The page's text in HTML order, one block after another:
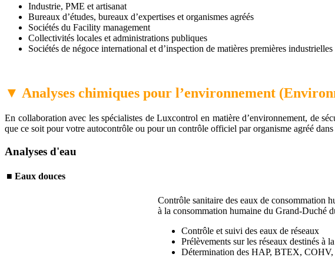
Industrie, PME et artisanat
Bureaux d’études, bureaux d’expertises et organismes agréés
Sociétés du Facility management
Collectivités locales et administrations publiques
Sociétés de négoce international et d’inspection de matières premières industrielles
▼ Analyses chimiques pour l’environnement
En collaboration avec les spécialistes de Luxcontrol en matière d’environnement, de
que ce soit pour votre autocontrôle ou pour un contrôle officiel par organisme agréé
Analyses d'eau
■ Eaux douces
Contrôle sanitaire des eaux de consommation
à la consommation humaine du Grand-Duché
Contrôle et suivi des eaux de réseaux
Prélèvements sur les réseaux destinés à
Détermination des HAP, BTEX,